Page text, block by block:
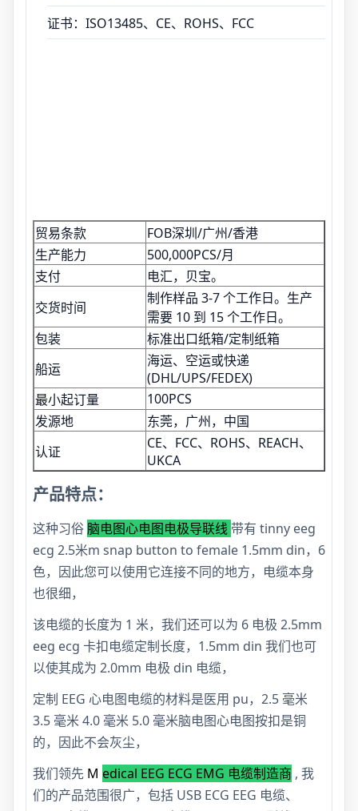
证书：ISO13485、CE、ROHS、FCC
贸易条款
FOB深圳/广州/香港
生产能力
500,000PCS/月
支付
电汇，贝宝。
交货时间
制作样品 3-7 个工作日。生产
需要 10 到 15 个工作日。
包装
标准出口纸箱/定制纸箱
船运
海运、空运或快递
(DHL/UPS/FEDEX)
最小起订量
100PCS
发源地
东莞，广州，中国
认证
CE、FCC、ROHS、REACH、
UKCA
产品特点：
这种习俗脑电图心电图电极导联线带有 tinny eeg
ecg 2.5米m snap button to female 1.5mm din，6
色，因此您可以使用它连接不同的地方，电缆本身
也很细，
该电缆的长度为 1 米，我们还可以为 6 电极 2.5mm
eeg ecg 卡扣电缆定制长度，1.5mm din 我们也可
以使其成为 2.0mm 电极 din 电缆，
定制 EEG 心电图电缆的材料是医用 pu，2.5 毫米
3.5 毫米 4.0 毫米 5.0 毫米脑电图心电图按扣是铜
的，因此不会灰尘，
我们领先 M edical EEG ECG EMG 电缆制造商 , 我
们的产品范围很广，包括 USB ECG EEG 电缆、